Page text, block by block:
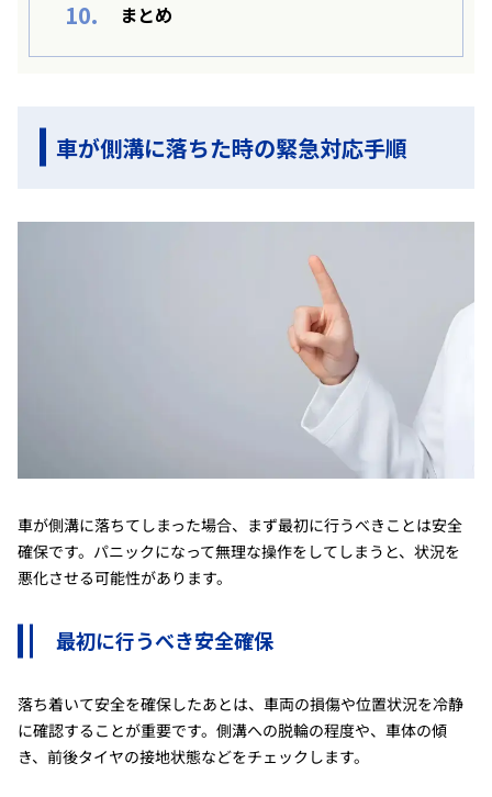
10. まとめ
車が側溝に落ちた時の緊急対応手順
車が側溝に落ちてしまった場合、まず最初に行うべきことは安全
確保です。パニックになって無理な操作をしてしまうと、状況を
悪化させる可能性があります。
最初に行うべき安全確保
落ち着いて安全を確保したあとは、車両の損傷や位置状況を冷静
に確認することが重要です。側溝への脱輪の程度や、車体の傾
き、前後タイヤの接地状態などをチェックします。